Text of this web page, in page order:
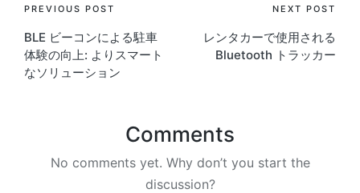
Post
navigation
PREVIOUS POST
BLE ビーコンによる駐車
体験の向上: よりスマート
なソリューション
NEXT POST
レンタカーで使用される
Bluetooth トラッカー
Comments
No comments yet. Why don’t you start the
discussion?